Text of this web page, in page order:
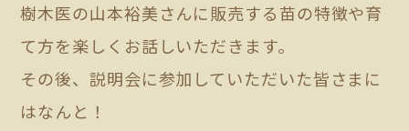
樹木医の山本裕美さんに販売する苗の特徴や育
て方を楽しくお話しいただきます。
その後、説明会に参加していただいた皆さまに
はなんと！